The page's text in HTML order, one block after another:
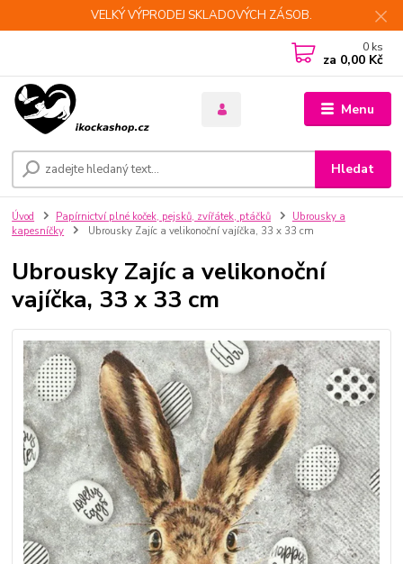
VELKÝ VÝPRODEJ SKLADOVÝCH ZÁSOB.
Menu
Hledat
0 ks
za 0,00 Kč
Úvod Papírnictví plné koček, pejsků, zvířátek, ptáčků
Ubrousky a
kapesníčky
Ubrousky Zajíc a velikonoční vajíčka, 33 x 33 cm
Ubrousky Zajíc a velikonoční
vajíčka, 33 x 33 cm